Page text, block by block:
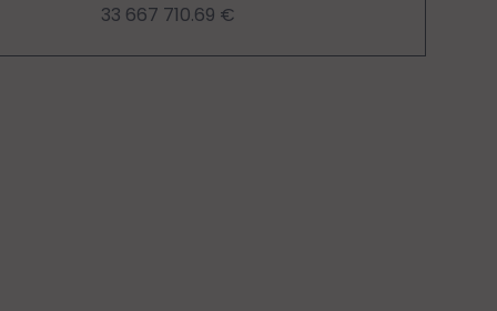
33 667 710.69 €